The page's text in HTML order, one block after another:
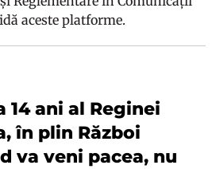
aceste platforme.
14 ani al Reginei
în plin Război
va veni pacea, nu